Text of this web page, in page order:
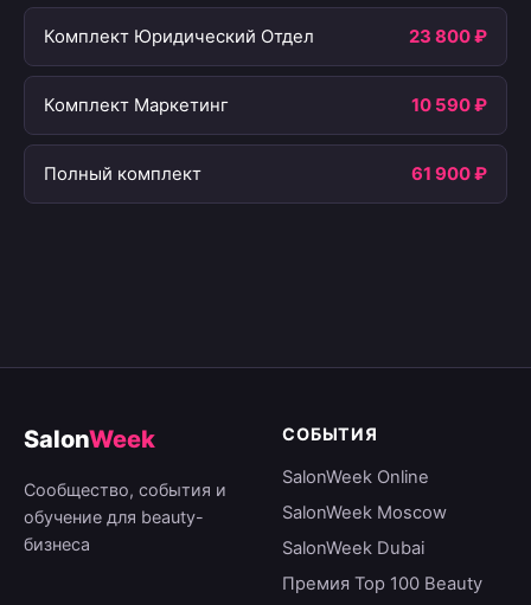
Комплект Юридический Отдел 23 800 ₽
Комплект Маркетинг 10 590 ₽
Полный комплект 61 900 ₽
SalonWeek
Сообщество, события и
обучение для beauty-
бизнеса
СОБЫТИЯ
SalonWeek Online
SalonWeek Moscow
SalonWeek Dubai
Премия Top 100 Beauty